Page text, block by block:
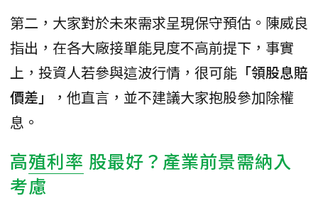
第二，大家對於未來需求呈現保守預估。陳威良
指出，在各大廠接單能見度不高前提下，事實
上，投資人若參與這波行情，很可能 「領股息賠
價差」
，他直言，並不建議大家抱股參加除權
息。
高殖利率 股最好？產業前景需納入
考慮